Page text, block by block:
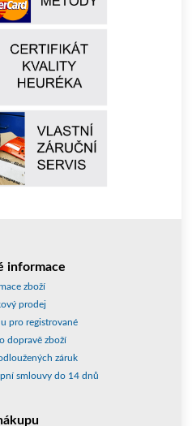
informace
zboží
prodej
pro registrované
dopravě zboží
záruk
smlouvy do 14 dnů